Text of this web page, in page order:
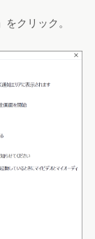
クリック。